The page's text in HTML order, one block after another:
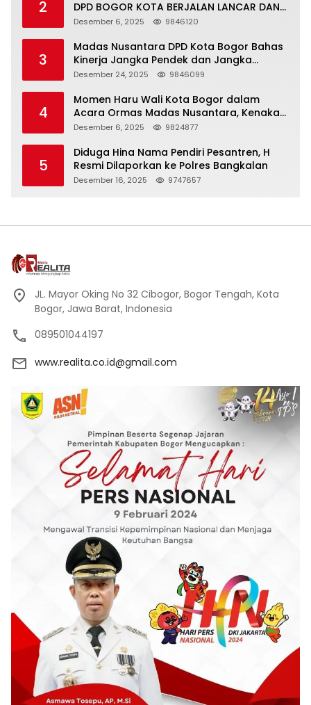
2
DPD BOGOR KOTA BERJALAN LANCAR DAN
KHIDMAT
Desember 6, 2025 9846120
3
Madas Nusantara DPD Kota Bogor Bahas
Kinerja Jangka Pendek dan Jangka
Panjang
Desember 24, 2025 9846099
4
Momen Haru Wali Kota Bogor dalam
Acara Ormas Madas Nusantara, Kenakan
Peci Hitam Tinggi sebagai Simbol
Desember 6, 2025 9824877
5
Diduga Hina Nama Pendiri Pesantren, H
Resmi Dilaporkan ke Polres Bangkalan
Desember 16, 2025 9747657
JL. Mayor Oking No 32 Cibogor, Bogor Tengah, Kota
Bogor, Jawa Barat, Indonesia
089501044197
www.realita.co.id@gmail.com